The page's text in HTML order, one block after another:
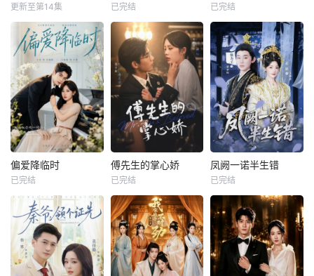
更新至第14集 已完结 已完结
偏爱降临时
已完结
傅先生的掌心娇
已完结
凤阙一诺半生错
已完结